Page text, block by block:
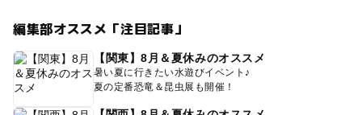
編集部オススメ「注目記事」
【関東】8月＆夏休みのオススメ
暑い夏に行きたい水遊びイベント♪
夏の定番恐竜＆昆虫展も開催！